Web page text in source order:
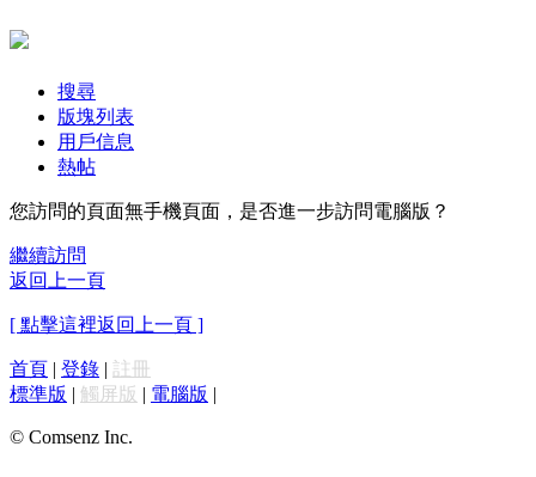
搜尋
版塊列表
用戶信息
熱帖
您訪問的頁面無手機頁面，是否進一步訪問電腦版？
繼續訪問
返回上一頁
[ 點擊這裡返回上一頁 ]
首頁 | 登錄 | 註冊
標準版 | 觸屏版 | 電腦版 |
© Comsenz Inc.